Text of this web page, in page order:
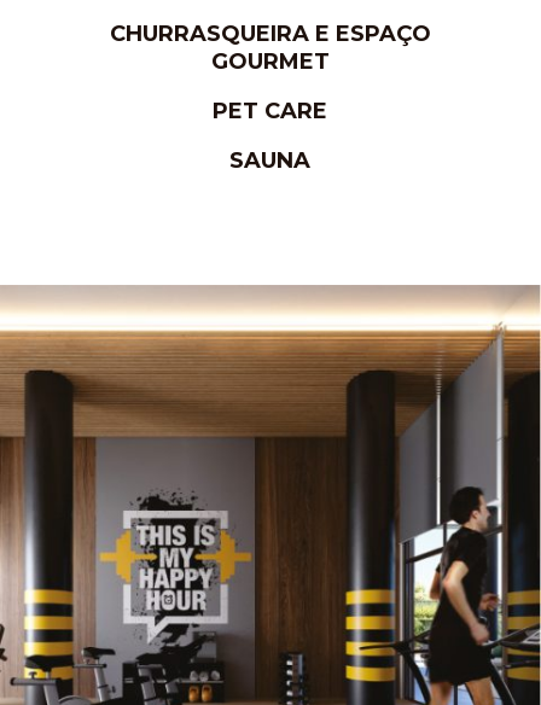
CHURRASQUEIRA E ESPAÇO
GOURMET
PET CARE
SAUNA